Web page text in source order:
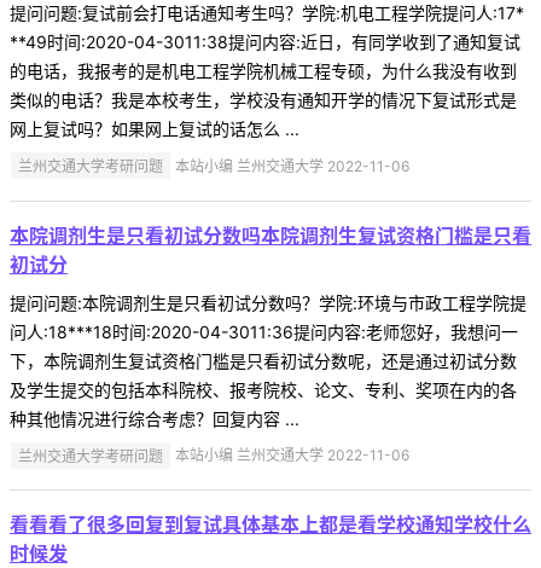
提问问题:复试前会打电话通知考生吗？学院:机电工程学院提问人:17*
**49时间:2020-04-3011:38提问内容:近日，有同学收到了通知复试
的电话，我报考的是机电工程学院机械工程专硕，为什么我没有收到
类似的电话？我是本校考生，学校没有通知开学的情况下复试形式是
网上复试吗？如果网上复试的话怎么 ...
兰州交通大学考研问题 本站小编 兰州交通大学 2022-11-06
本院调剂生是只看初试分数吗本院调剂生复试资格门槛是只看
初试分
提问问题:本院调剂生是只看初试分数吗？学院:环境与市政工程学院提
问人:18***18时间:2020-04-3011:36提问内容:老师您好，我想问一
下，本院调剂生复试资格门槛是只看初试分数呢，还是通过初试分数
及学生提交的包括本科院校、报考院校、论文、专利、奖项在内的各
种其他情况进行综合考虑？回复内容 ...
兰州交通大学考研问题 本站小编 兰州交通大学 2022-11-06
看看看了很多回复到复试具体基本上都是看学校通知学校什么
时候发